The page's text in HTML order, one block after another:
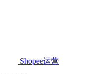
Shopee运营